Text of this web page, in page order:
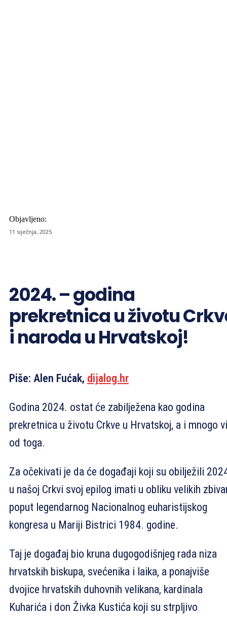
Objavljeno:
11 siječnja, 2025
2024. – godina
prekretnica u životu
i naroda u Hrvatskoj!
Piše: Alen Fućak, dijalog.hr
Godina 2024. ostat će zabilježena kao godina
prekretnica u životu Crkve u Hrvatskoj, a i mnogo
od toga.
Za očekivati je da će događaji koji su obilježili
u našoj Crkvi svoj epilog imati u obliku velikih
poput legendarnog Nacionalnog euharistijskog
kongresa u Mariji Bistrici 1984. godine.
Taj je događaj bio kruna dugogodišnjeg rada niza
hrvatskih biskupa, svećenika i laika, a ponajviše
dvojice hrvatskih duhovnih velikana, kardinala
Kuharića i don Živka Kustića koji su strpljivo